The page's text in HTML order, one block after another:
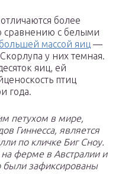
более
сравнению с белыми
массой яиц —
у них темная.
яиц, ей
птиц
года.
петухом в мире,
Гиннесса, является
по кличке Биг Сноу.
ферме в Австралии и
были зафиксированы